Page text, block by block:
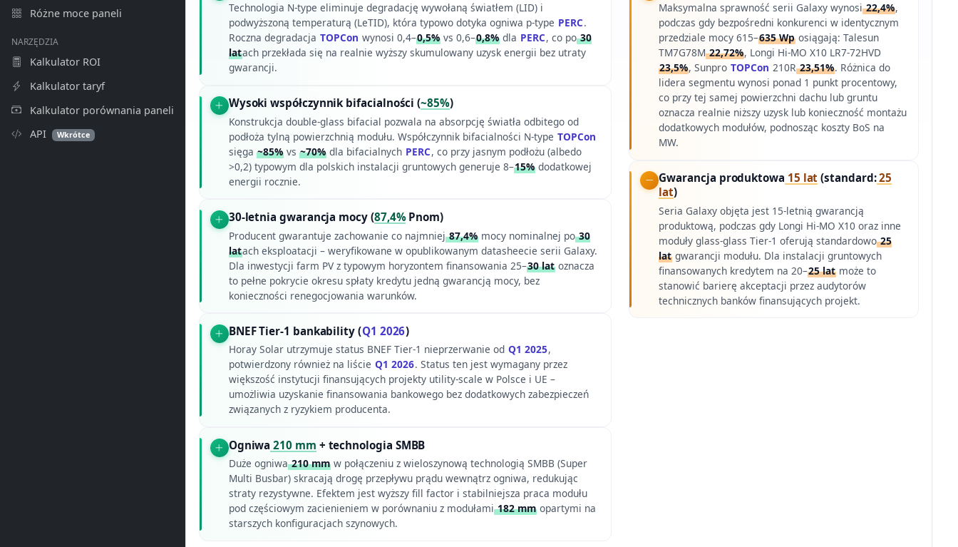
Różne moce paneli
NARZĘDZIA
Kalkulator ROI
Kalkulator taryf
Kalkulator porównania paneli
API
Wkrótce
Technologia N-type eliminuje degradację wywołaną światłem (LID) i
podwyższoną temperaturą (LeTID), która typowo dotyka ogniwa p-type PERC.
Roczna degradacja TOPCon wynosi 0,4–0,5%vs 0,6–0,8%dla PERC, co po30
latach przekłada się na realnie wyższy skumulowany uzysk energii bez utraty
gwarancji.
Wysoki współczynnik bifacialności (~85%)
Konstrukcja double-glass bifacial pozwala na absorpcję światła odbitego od
podłoża tylną powierzchnią modułu. Współczynnik bifacialności N-type TOPCon
sięga ~85%vs ~70%dla bifacialnych PERC, co przy jasnym podłożu (albedo
>0,2) typowym dla polskich instalacji gruntowych generuje 8–15%dodatkowej
energii rocznie.
30-letnia gwarancja mocy (87,4%Pnom)
Producent gwarantuje zachowanie co najmniej87,4%mocy nominalnej po30
latach eksploatacji – weryfikowane w opublikowanym datasheecie serii Galaxy.
Dla inwestycji farm PV z typowym horyzontem finansowania 25–30 latoznacza
to pełne pokrycie okresu spłaty kredytu jedną gwarancją mocy, bez
konieczności renegocjowania warunków.
BNEF Tier-1 bankability (Q1 2026)
Horay Solar utrzymuje status BNEF Tier-1 nieprzerwanie od Q1 2025,
potwierdzony również na liście Q1 2026. Status ten jest wymagany przez
większość instytucji finansujących projekty utility-scale w Polsce i UE –
umożliwia uzyskanie finansowania bankowego bez dodatkowych zabezpieczeń
związanych z ryzykiem producenta.
Ogniwa 210 mm + technologia SMBB
Duże ogniwa210 mmw połączeniu z wieloszynową technologią SMBB (Super
Multi Busbar) skracają drogę przepływu prądu wewnątrz ogniwa, redukując
straty rezystywne. Efektem jest wyższy fill factor i stabilniejsza praca modułu
pod częściowym zacienieniem w porównaniu z modułami182 mmopartymi na
starszych konfiguracjach szynowych.
Maksymalna sprawność serii Galaxy wynosi22,4%,
podczas gdy bezpośredni konkurenci w identycznym
przedziale mocy 615–635 Wp osiągają: Talesun
TM7G78M22,72%, Longi Hi-MO X10 LR7-72HVD
23,5%, Sunpro TOPCon 210R23,51%. Różnica do
lidera segmentu wynosi ponad 1 punkt procentowy,
co przy tej samej powierzchni dachu lub gruntu
oznacza realnie niższy uzysk lub konieczność montażu
dodatkowych modułów, podnosząc koszty BoS na
MW.
Gwarancja produktowa 15 lat (standard:25
lat)
Seria Galaxy objęta jest 15-letnią gwarancją
produktową, podczas gdy Longi Hi-MO X10 oraz inne
moduły glass-glass Tier-1 oferują standardowo25
lat gwarancji modułu. Dla instalacji gruntowych
finansowanych kredytem na 20–25 lat może to
stanowić barierę akceptacji przez audytorów
technicznych banków finansujących projekt.